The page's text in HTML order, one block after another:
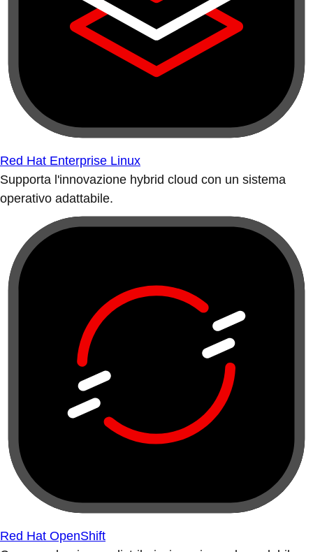
Red Hat Enterprise Linux
Supporta l'innovazione hybrid cloud con un sistema
operativo adattabile.
Red Hat OpenShift